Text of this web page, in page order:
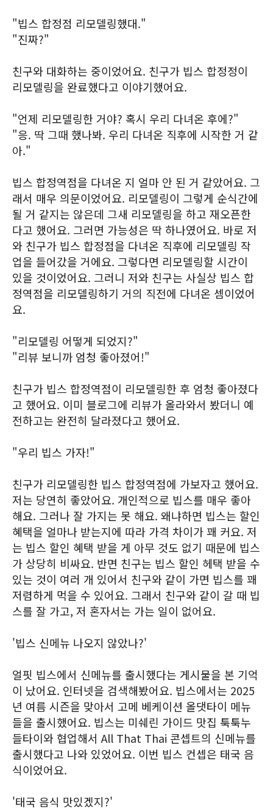
"빕스 합정점 리모델링했대."
"진짜?"
친구와 대화하는 중이었어요. 친구가 빕스 합정정이
리모델링을 완료했다고 이야기했어요.
"언제 리모델링한 거야? 혹시 우리 다녀온 후에?"
"응. 딱 그때 했나봐. 우리 다녀온 직후에 시작한 거 같
아."
빕스 합정역점을 다녀온 지 얼마 안 된 거 같았어요. 그
래서 매우 의문이었어요. 리모델링이 그렇게 순식간에
될 거 같지는 않은데 그새 리모델링을 하고 재오픈한
다고 했어요. 그러면 가능성은 딱 하나였어요. 바로 저
와 친구가 빕스 합정점을 다녀온 직후에 리모델링 작
업을 들어갔을 거에요. 그렇다면 리모델링할 시간이
있을 것이었어요. 그러니 저와 친구는 사실상 빕스 합
정역점을 리모델링하기 거의 직전에 다녀온 셈이었어
요.
"리모델링 어떻게 되었지?"
"리뷰 보니까 엄청 좋아졌어!"
친구가 빕스 합정역점이 리모델링한 후 엄청 좋아졌다
고 했어요. 이미 블로그에 리뷰가 올라와서 봤더니 예
전하고는 완전히 달라졌다고 했어요.
"우리 빕스 가자!"
친구가 리모델링한 빕스 합정역점에 가보자고 했어요.
저는 당연히 좋았어요. 개인적으로 빕스를 매우 좋아
해요. 그러나 잘 가지는 못 해요. 왜냐하면 빕스는 할인
혜택을 얼마나 받는지에 따라 가격 차이가 꽤 커요. 저
는 빕스 할인 혜택 받을 게 아무 것도 없기 때문에 빕스
가 상당히 비싸요. 반면 친구는 빕스 할인 헤택 받을 수
있는 것이 여러 개 있어서 친구와 같이 가면 빕스를 꽤
저렴하게 먹을 수 있어요. 그래서 친구와 같이 갈 때 빕
스를 잘 가고, 저 혼자서는 가는 일이 없어요.
'빕스 신메뉴 나오지 않았나?'
얼핏 빕스에서 신메뉴를 출시했다는 게시물을 본 기억
이 났어요. 인터넷을 검색해봤어요. 빕스에서는 2025
년 여름 시즌을 맞아서 고메 베케이션 올댓타이 메뉴
들을 출시했어요. 빕스는 미쉐린 가이드 맛집 툭툭누
들타이와 협업해서 All That Thai 콘셉트의 신메뉴를
출시했다고 나와 있었어요. 이번 빕스 컨셉은 태국 음
식이었어요.
'태국 음식 맛있겠지?'